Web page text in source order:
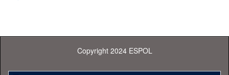
Copyright 2024 ESPOL